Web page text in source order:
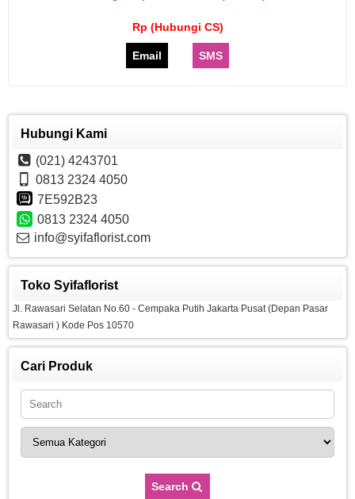
Rp (Hubungi CS)
Email SMS
Hubungi Kami
(021) 4243701
0813 2324 4050
7E592B23
0813 2324 4050
info@syifaflorist.com
Toko Syifaflorist
Jl. Rawasari Selatan No.60 - Cempaka Putih Jakarta Pusat (Depan Pasar
Rawasari ) Kode Pos 10570
Cari Produk
Search